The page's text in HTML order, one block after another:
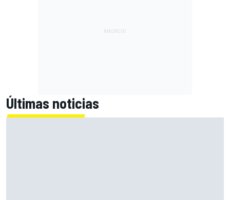
Últimas noticias